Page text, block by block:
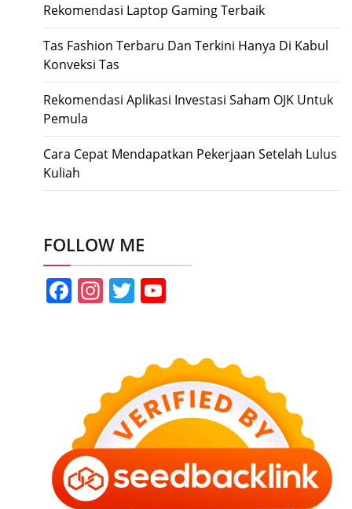
Rekomendasi Laptop Gaming Terbaik
Tas Fashion Terbaru Dan Terkini Hanya Di Kabul
Konveksi Tas
Rekomendasi Aplikasi Investasi Saham OJK Untuk
Pemula
Cara Cepat Mendapatkan Pekerjaan Setelah Lulus
Kuliah
FOLLOW ME
Facebook
Instagram
Twitter